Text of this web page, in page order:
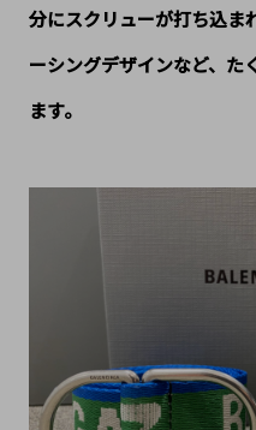
分にスクリューが打ち込ま
ーシングデザインなど、た
ます。